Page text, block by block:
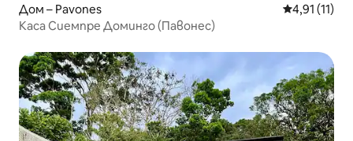
Дом – Pavones Средна
4,91 (11)
Каса Сиемпре Доминго (Павонес)